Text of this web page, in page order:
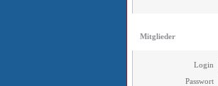
Mitglieder
Login
Passwort